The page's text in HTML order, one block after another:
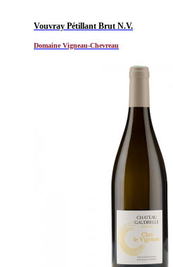
Vouvray Pétillant Brut N.V.
Domaine Vigneau-Chevreau